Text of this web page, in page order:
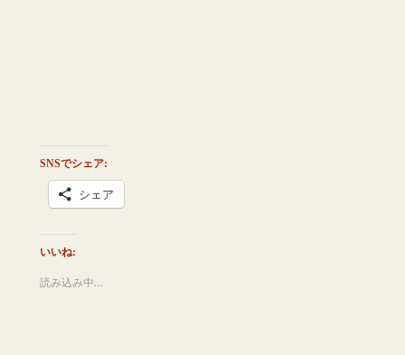
SNSでシェア:
シェア
いいね:
読み込み中…